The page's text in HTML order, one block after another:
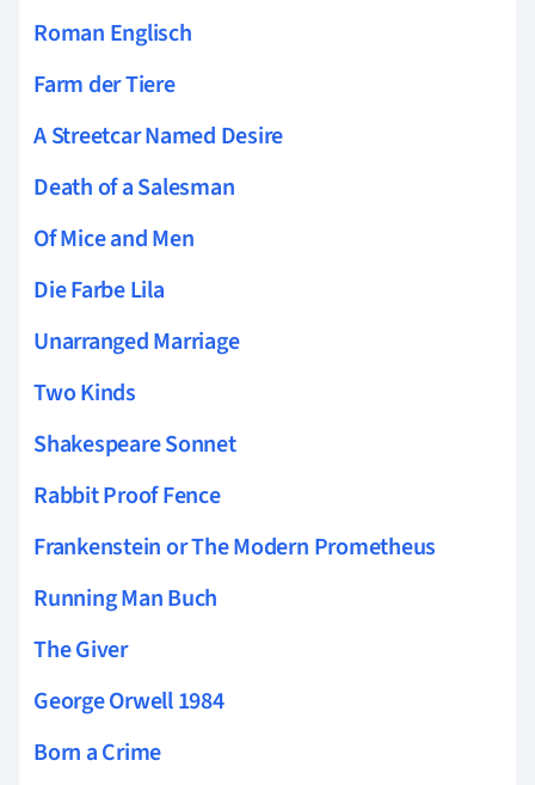
Roman Englisch
Farm der Tiere
A Streetcar Named Desire
Death of a Salesman
Of Mice and Men
Die Farbe Lila
Unarranged Marriage
Two Kinds
Shakespeare Sonnet
Rabbit Proof Fence
Frankenstein or The Modern Prometheus
Running Man Buch
The Giver
George Orwell 1984
Born a Crime